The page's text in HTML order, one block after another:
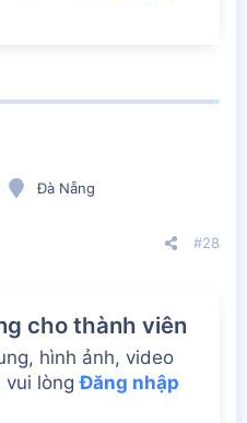
Đà Nẵng
#28
cho thành viên
hình ảnh, video
vui lòngĐăng nhập